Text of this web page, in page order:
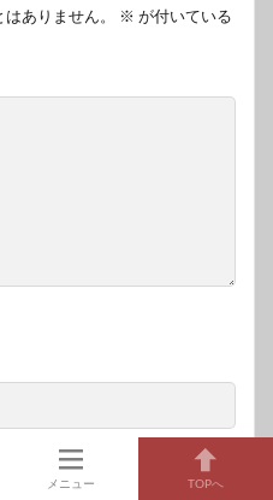
ありません。 ※ が付いている
メニュー TOPへ